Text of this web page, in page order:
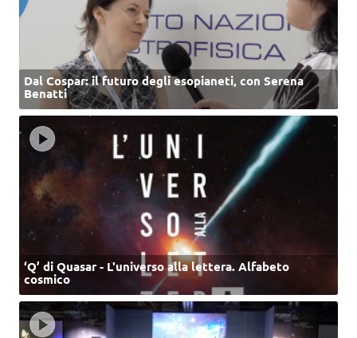
Dal Cospar: il futuro degli esopianeti, con Serena
Benatti
‘Q’ di Quasar - L'universo alla lettera. Alfabeto
cosmico